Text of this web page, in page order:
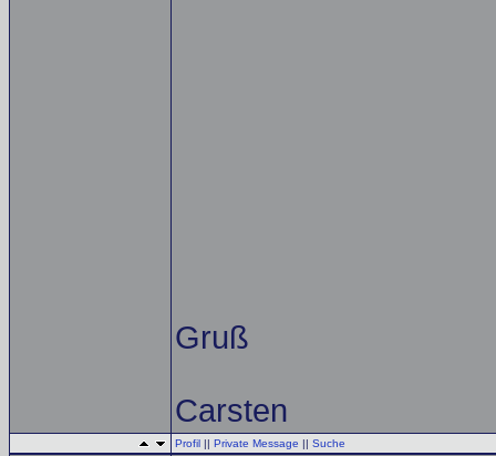
Gruß
Carsten
Profil || Private Message || Suche